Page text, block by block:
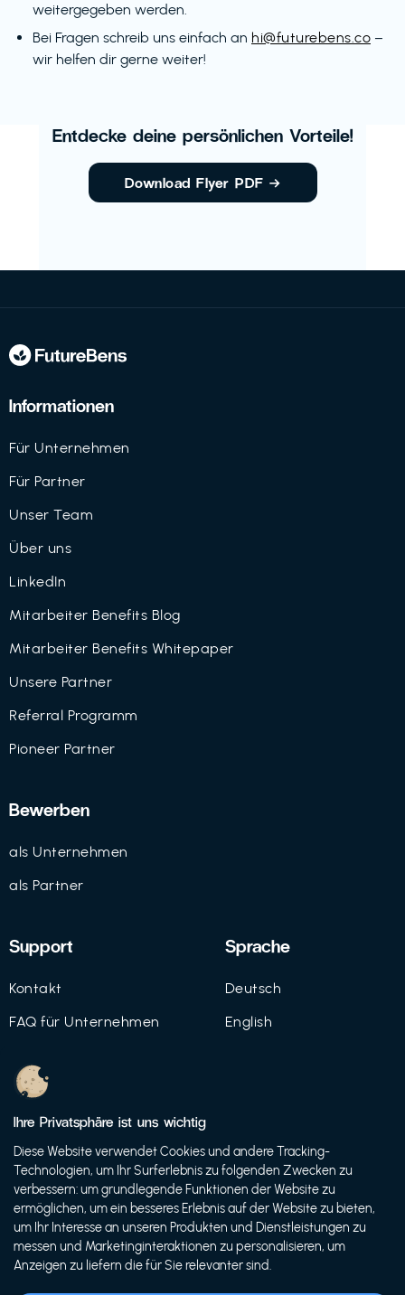
weitergegeben werden.
Bei Fragen schreib uns einfach an hi@futurebens.co –
wir helfen dir gerne weiter!
Entdecke deine persönlichen Vorteile!
Download Flyer PDF →
Informationen
Für Unternehmen
Für Partner
Unser Team
Über uns
LinkedIn
Mitarbeiter Benefits Blog
Mitarbeiter Benefits Whitepaper
Unsere Partner
Referral Programm
Pioneer Partner
Bewerben
als Unternehmen
als Partner
Support
Kontakt
FAQ für Unternehmen
Datenschutz
Nutzungsbedingungen
Sprache
Deutsch
English
© 2021 FutureBens GmbH
Ihre Privatsphäre ist uns wichtig
Diese Website verwendet Cookies und andere Tracking-
Technologien, um Ihr Surferlebnis zu folgenden Zwecken zu
verbessern: um grundlegende Funktionen der Website zu
ermöglichen, um ein besseres Erlebnis auf der Website zu bieten,
um Ihr Interesse an unseren Produkten und Dienstleistungen zu
messen und Marketinginteraktionen zu personalisieren, um
Anzeigen zu liefern die für Sie relevanter sind.